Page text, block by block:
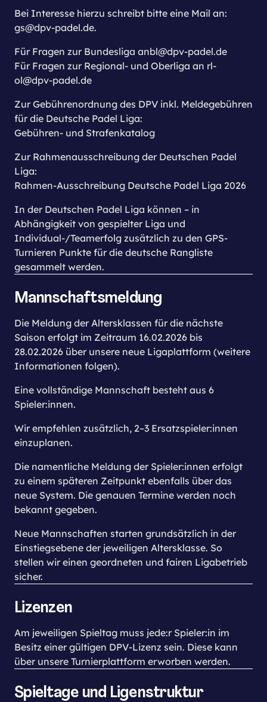
Bei Interesse hierzu schreibt bitte eine Mail an:
gs@dpv-padel.de.
Für Fragen zur Bundesliga anbl@dpv-padel.de
Für Fragen zur Regional- und Oberliga an rl-
ol@dpv-padel.de
Zur Gebührenordnung des DPV inkl. Meldegebühren
für die Deutsche Padel Liga:
Gebühren- und Strafenkatalog
Zur Rahmenausschreibung der Deutschen Padel
Liga:
Rahmen-Ausschreibung Deutsche Padel Liga 2026
In der Deutschen Padel Liga können – in
Abhängigkeit von gespielter Liga und
Individual-/Teamerfolg zusätzlich zu den GPS-
Turnieren Punkte für die deutsche Rangliste
gesammelt werden.
Mannschaftsmeldung
Die Meldung der Altersklassen für die nächste
Saison erfolgt im Zeitraum 16.02.2026 bis
28.02.2026 über unsere neue Ligaplattform (weitere
Informationen folgen).
Eine vollständige Mannschaft besteht aus 6
Spieler:innen.
Wir empfehlen zusätzlich, 2–3 Ersatzspieler:innen
einzuplanen.
Die namentliche Meldung der Spieler:innen erfolgt
zu einem späteren Zeitpunkt ebenfalls über das
neue System. Die genauen Termine werden noch
bekannt gegeben.
Neue Mannschaften starten grundsätzlich in der
Einstiegsebene der jeweiligen Altersklasse. So
stellen wir einen geordneten und fairen Ligabetrieb
sicher.
Lizenzen
Am jeweiligen Spieltag muss jede:r Spieler:in im
Besitz einer gültigen DPV-Lizenz sein. Diese kann
über unsere Turnierplattform erworben werden.
Spieltage und Ligenstruktur